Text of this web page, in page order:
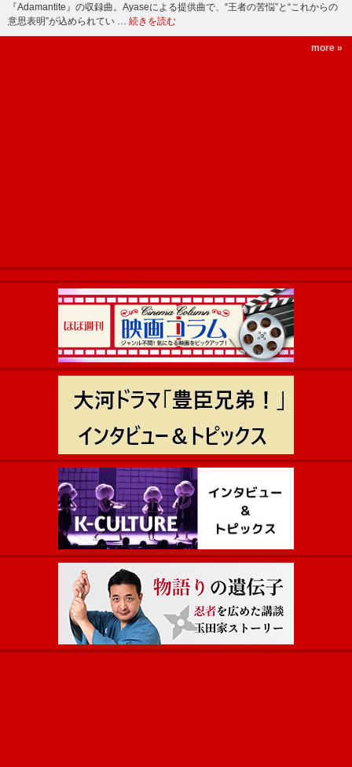
『Adamantite』の収録曲。Ayaseによる提供曲で、“王者の苦悩”と“これからの
意思表明”が込められてい … 続きを読む
more »